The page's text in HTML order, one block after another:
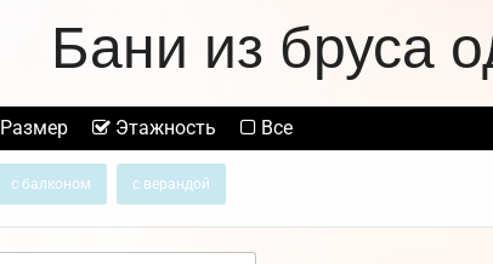
Бани из бруса
Размер Этажность Все
с балконом с верандой